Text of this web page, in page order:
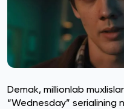
Demak, millionlab
“Wednesday” serialining